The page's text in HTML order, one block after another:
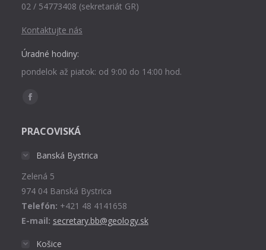
02 / 54773408 (sekretariát GR)
Kontaktujte nás
Úradné hodiny:
pondelok až piatok: od 9:00 do 14:00 hod.
Find us on:
Facebook
opens
window
PRACOVISKÁ
Banská Bystrica
Zelená 5
974 04 Banská Bystrica
Telefón: +421 48 4141658
E-mail: secretary.bb@geology.sk
Košice